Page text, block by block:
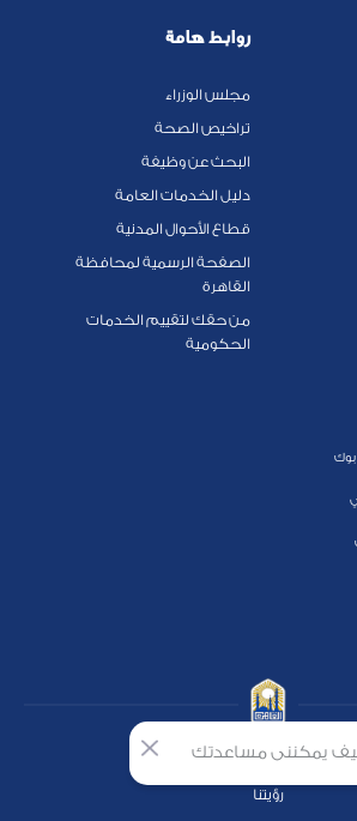
يمكننى مساعدتك
روابط هامة
مجلس الوزراء
تراخيص الصحة
البحث عن وظيفة
دليل الخدمات العامة
قطاع الأحوال المدنية
الصفحة الرسمية لمحافظة
القاهرة
من حقك لتقييم الخدمات
الحكومية
الرئيسية
رؤيتنا